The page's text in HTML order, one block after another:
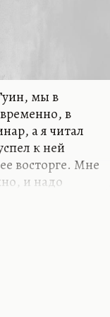
мы в
в
а я читал
к ней
восторге. Мне
и надо
Урсула
безумным
рвется из
что я могу о
только,